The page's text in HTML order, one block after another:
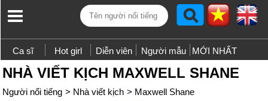
Ca sĩ Hot girl Diễn viên Người mẫu MỚI NHẤT
NHÀ VIẾT KỊCH MAXWELL SHANE
Người nổi tiếng > Nhà viết kịch > Maxwell Shane